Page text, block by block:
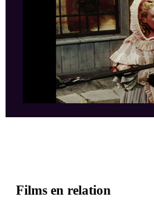
Films en relation